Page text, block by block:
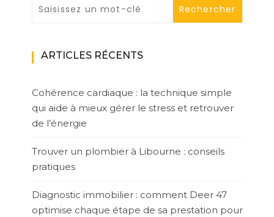
ARTICLES RÉCENTS
Cohérence cardiaque : la technique simple
qui aide à mieux gérer le stress et retrouver
de l’énergie
Trouver un plombier à Libourne : conseils
pratiques
Diagnostic immobilier : comment Deer 47
optimise chaque étape de sa prestation pour